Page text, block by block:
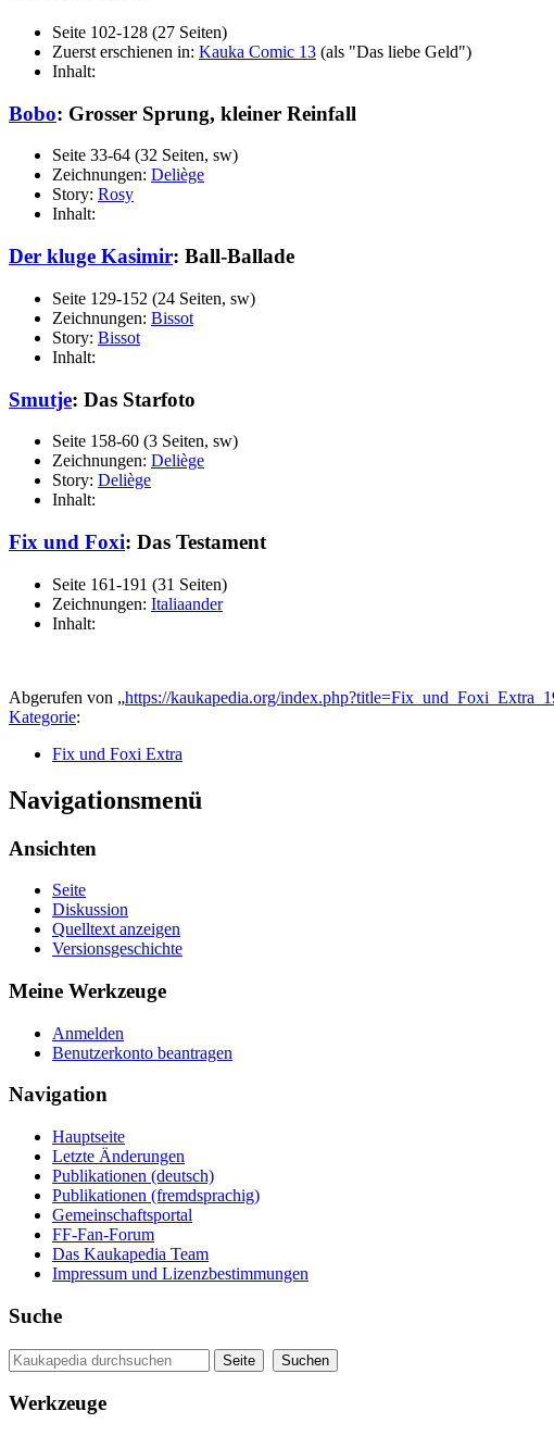
Seite 102-128 (27 Seiten)
Zuerst erschienen in: Kauka Comic 13 (als "Das liebe Geld")
Inhalt:
Bobo: Grosser Sprung, kleiner Reinfall
Seite 33-64 (32 Seiten, sw)
Zeichnungen: Deliège
Story: Rosy
Inhalt:
Der kluge Kasimir: Ball-Ballade
Seite 129-152 (24 Seiten, sw)
Zeichnungen: Bissot
Story: Bissot
Inhalt:
Smutje: Das Starfoto
Seite 158-60 (3 Seiten, sw)
Zeichnungen: Deliège
Story: Deliège
Inhalt:
Fix und Foxi: Das Testament
Seite 161-191 (31 Seiten)
Zeichnungen: Italiaander
Inhalt:
Abgerufen von „https://kaukapedia.org/
Kategorie:
Fix und Foxi Extra
Navigationsmenü
Ansichten
Seite
Diskussion
Quelltext anzeigen
Versionsgeschichte
Meine Werkzeuge
Anmelden
Benutzerkonto beantragen
Navigation
Hauptseite
Letzte Änderungen
Publikationen (deutsch)
Publikationen (fremdsprachig)
Gemeinschaftsportal
FF-Fan-Forum
Das Kaukapedia Team
Impressum und Lizenzbestimmungen
Suche
Werkzeuge